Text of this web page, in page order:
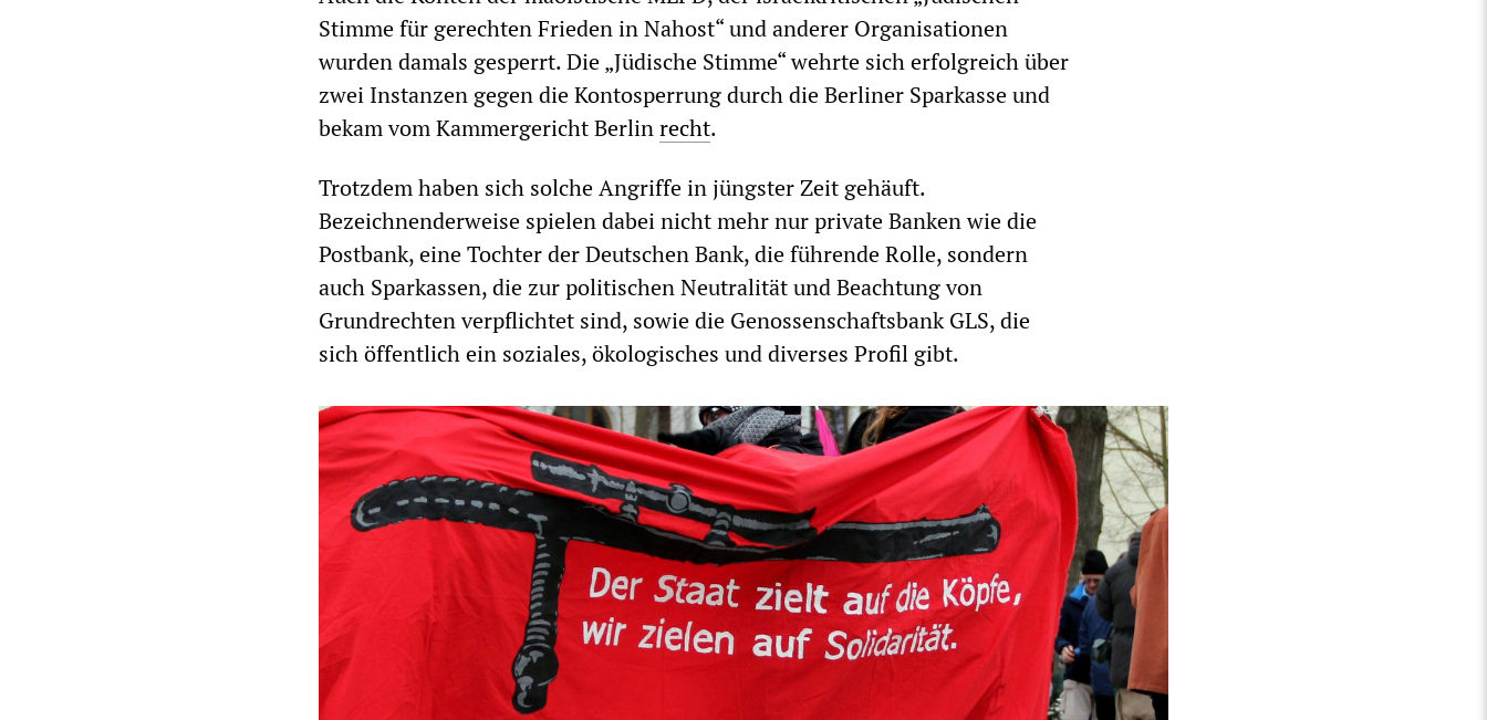
Stimme für gerechten Frieden in Nahost“ und anderer Organisationen
wurden damals gesperrt. Die „Jüdische Stimme“ wehrte sich erfolgreich über
zwei Instanzen gegen die Kontosperrung durch die Berliner Sparkasse und
bekam vom Kammergericht Berlinrecht.
Trotzdem haben sich solche Angriffe in jüngster Zeit gehäuft.
Bezeichnenderweise spielen dabei nicht mehr nur private Banken wie die
Postbank, eine Tochter der Deutschen Bank, die führende Rolle, sondern
auch Sparkassen, die zur politischen Neutralität und Beachtung von
Grundrechten verpflichtet sind, sowie die Genossenschaftsbank GLS, die
sich öffentlich ein soziales, ökologisches und diverses Profil gibt.